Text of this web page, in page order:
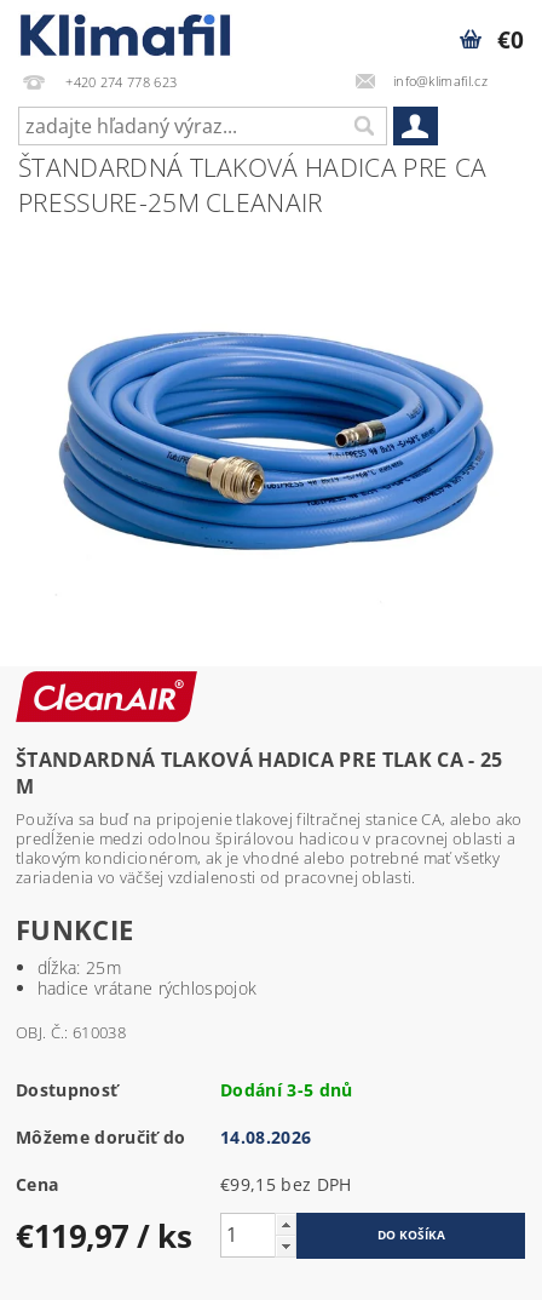
+420 274 778 623 info@klimafil.cz
€0
ŠTANDARDNÁ TLAKOVÁ HADICA PRE CA
PRESSURE-25M CLEANAIR
ŠTANDARDNÁ TLAKOVÁ HADICA PRE TLAK CA - 25
M
Používa sa buď na pripojenie tlakovej filtračnej stanice CA, alebo ako
predĺženie medzi odolnou špirálovou hadicou v pracovnej oblasti a
tlakovým kondicionérom, ak je vhodné alebo potrebné mať všetky
zariadenia vo väčšej vzdialenosti od pracovnej oblasti.
FUNKCIE
dĺžka: 25m
hadice vrátane rýchlospojok
OBJ. Č.: 610038
Dostupnosť Dodání 3-5 dnů
Môžeme doručiť do 14.08.2026
Cena €99,15 bez DPH
€119,97/ ks